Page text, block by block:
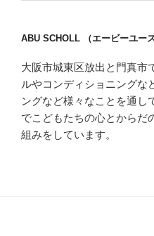
ABU SCHOLL （エービーユー
大阪市城東区放出と門真市
ルやコンディショニングな
ングなど様々なことを通し
でこどもたちの心とからだ
組みをしています。